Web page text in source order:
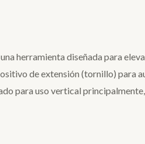
herramienta diseñada para
de extensión (tornillo) para
para uso vertical